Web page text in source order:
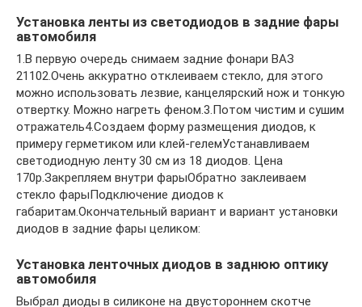
Установка ленты из светодиодов в задние фары
автомобиля
1.В первую очередь снимаем задние фонари ВАЗ
21102.Очень аккуратно отклеиваем стекло, для этого
можно использовать лезвие, канцелярский нож и тонкую
отвертку. Можно нагреть феном.3.Потом чистим и сушим
отражатель4.Создаем форму размещения диодов, к
примеру герметиком или клей-гелемУстанавливаем
светодиодную ленту 30 см из 18 диодов. Цена
170р.Закрепляем внутри фарыОбратно заклеиваем
стекло фарыПодключение диодов к
габаритам.Окончательный вариант и вариант установки
диодов в задние фары целиком:
Установка ленточных диодов в заднюю оптику
автомобиля
Выбрал диоды в силиконе на двустороннем скотче